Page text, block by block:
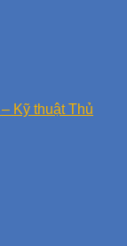
Kỹ thuật Thủ